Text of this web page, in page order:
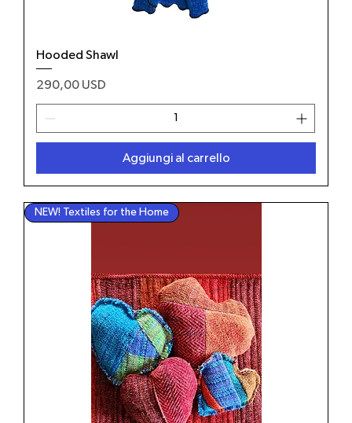
Hooded Shawl
Prezzo
290,00 USD
Aggiungi al carrello
NEW! Textiles for the Home